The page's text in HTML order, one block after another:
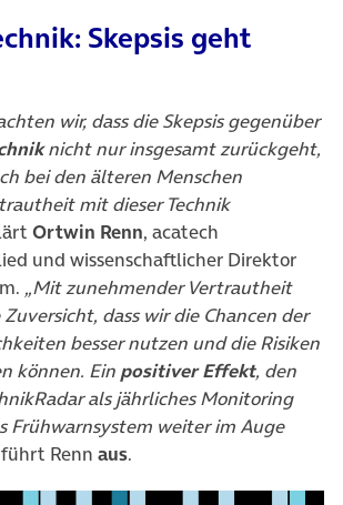
Skepsis geht
wir, dass die Skepsis gegenüber
nicht nur insgesamt zurückgeht,
bei den älteren Menschen
mit dieser Technik
Ortwin Renn, acatech
und wissenschaftlicher Direktor
„Mit zunehmender Vertrautheit
dass wir die Chancen der
besser nutzen und die Risiken
können. Ein positiver Effekt, den
als jährliches Monitoring
Frühwarnsystem weiter im Auge
Renn aus.